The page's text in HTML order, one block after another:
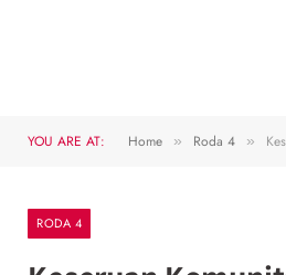
YOU ARE AT: Home » Roda 4 »
RODA 4